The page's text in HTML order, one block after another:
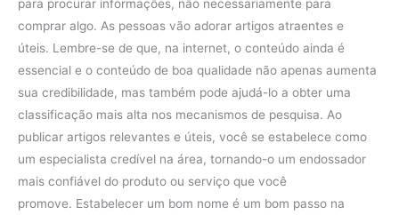
para procurar informações, não necessariamente para
comprar algo. As pessoas vão adorar artigos atraentes e
úteis. Lembre-se de que, na internet, o conteúdo ainda é
essencial e o conteúdo de boa qualidade não apenas aumenta
sua credibilidade, mas também pode ajudá-lo a obter uma
classificação mais alta nos mecanismos de pesquisa. Ao
publicar artigos relevantes e úteis, você se estabelece como
um especialista credível na área, tornando-o um endossador
mais confiável do produto ou serviço que você
promove. Estabelecer um bom nome é um bom passo na